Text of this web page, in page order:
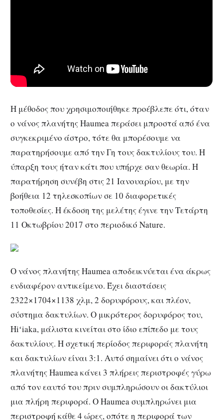
Η μέθοδος που χρησιμοποιήθηκε προέβλεπε ότι, όταν
ο νάνος πλανήτης Haumea περάσει μπροστά από ένα
συγκεκριμένο άστρο, τότε θα μπορέσουμε να
παρατηρήσουμε από την Γη τους δακτυλίους του. Η
ύπαρξη τους ήταν κάτι που υπήρχε σαν θεωρία. Η
παρατήρηση συνέβη στις 21 Ιανουαρίου, με την
βοήθεια 12 τηλεσκοπίων σε 10 διαφορετικές
τοποθεσίες. Η έκδοση της μελέτης έγινε την Τετάρτη
11 Οκτωβρίου 2017 στο περιοδικό Nature.
Ο νάνος πλανήτης Haumea αποδεικνύεται ένα άκρως
ενδιαφέρον αντικείμενο. Έχει διαστάσεις
2322×1704×1138 χλμ, 2 δορυφόρους, και πλέον,
σύστημα δακτυλίων. Ο μικρότερος δορυφόρος του,
Hiʻiaka, μάλιστα κινείται στο ίδιο επίπεδο με τους
δακτυλίους. Η σχετική περίοδος περιφοράς πλανήτη
και δακτυλίων είναι 3:1. Αυτό σημαίνει ότι ο νάνος
πλανήτης Haumea κάνει 3 πλήρεις περιστροφές γύρω
από τον εαυτό του πριν συμπληρώσουν οι δακτύλιοι
μια πλήρη περιφορά. Ο Haumea συμπληρώνει μια
περιστροφή κάθε 4 ώρες, οπότε η περιφορά των